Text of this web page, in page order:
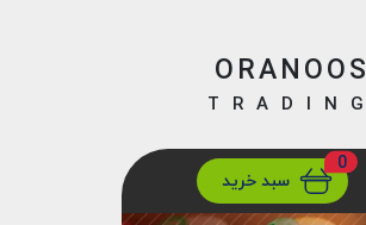
ارسالتهران/ تهران
ORANOOS
TRADING
0
سبد خرید